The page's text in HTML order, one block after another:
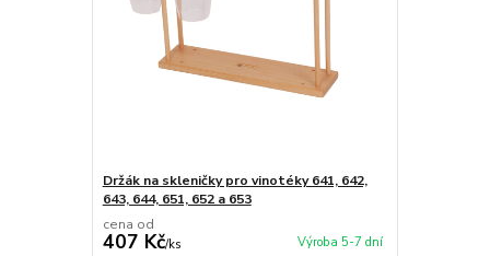
Držák na skleničky pro vinotéky 641, 642,
643, 644, 651, 652 a 653
cena od
407 Kč/ks Výroba 5-7 dní